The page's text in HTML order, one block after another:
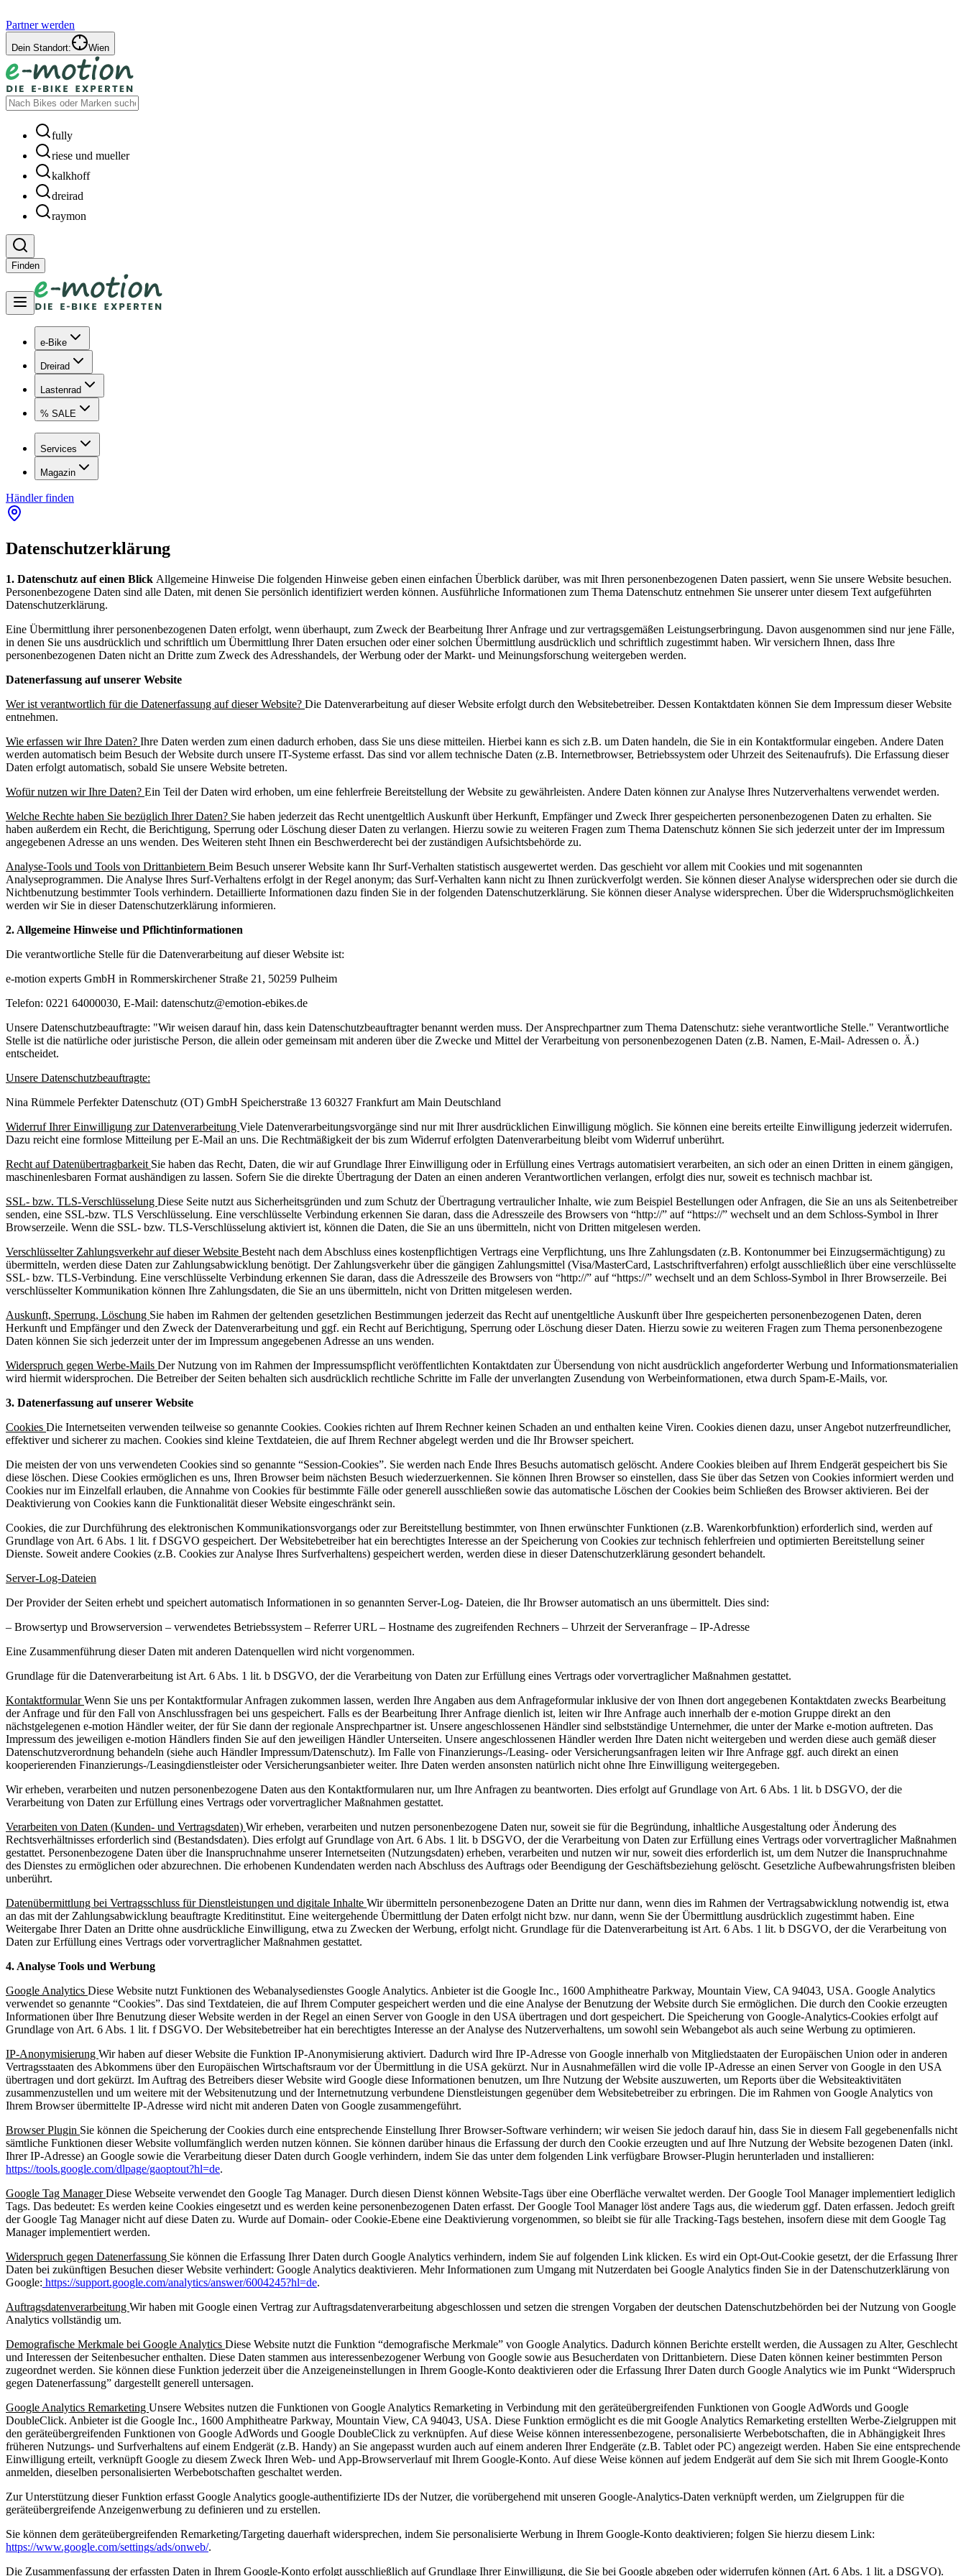
Partner werden
Dein Standort: Wien
fully
riese und mueller
kalkhoff
dreirad
raymon
Finden
e-Bike
Dreirad
Lastenrad
% SALE
Services
Magazin
Händler finden
Datenschutzerklärung
1. Datenschutz auf einen Blick Allgemeine Hinweise Die folgenden Hinweise geben einen einfachen Überblick darüber, was mit Ihren personenbezogenen Daten passiert, wenn Sie unsere Website besuchen.
Personenbezogene Daten sind alle Daten, mit denen Sie persönlich identifiziert werden können. Ausführliche Informationen zum Thema Datenschutz entnehmen Sie unserer unter diesem Text aufgeführten
Datenschutzerklärung.
Eine Übermittlung ihrer personenbezogenen Daten erfolgt, wenn überhaupt, zum Zweck der Bearbeitung Ihrer Anfrage und zur vertragsgemäßen Leistungserbringung. Davon ausgenommen sind nur jene Fälle,
in denen Sie uns ausdrücklich und schriftlich um Übermittlung Ihrer Daten ersuchen oder einer solchen Übermittlung ausdrücklich und schriftlich zugestimmt haben. Wir versichern Ihnen, dass Ihre
personenbezogenen Daten nicht an Dritte zum Zweck des Adresshandels, der Werbung oder der Markt- und Meinungsforschung weitergeben werden.
Datenerfassung auf unserer Website
Wer ist verantwortlich für die Datenerfassung auf dieser Website? Die Datenverarbeitung auf dieser Website erfolgt durch den Websitebetreiber. Dessen Kontaktdaten können Sie dem Impressum dieser Website
entnehmen.
Wie erfassen wir Ihre Daten? Ihre Daten werden zum einen dadurch erhoben, dass Sie uns diese mitteilen. Hierbei kann es sich z.B. um Daten handeln, die Sie in ein Kontaktformular eingeben. Andere Daten
werden automatisch beim Besuch der Website durch unsere IT-Systeme erfasst. Das sind vor allem technische Daten (z.B. Internetbrowser, Betriebssystem oder Uhrzeit des Seitenaufrufs). Die Erfassung dieser
Daten erfolgt automatisch, sobald Sie unsere Website betreten.
Wofür nutzen wir Ihre Daten? Ein Teil der Daten wird erhoben, um eine fehlerfreie Bereitstellung der Website zu gewährleisten. Andere Daten können zur Analyse Ihres Nutzerverhaltens verwendet werden.
Welche Rechte haben Sie bezüglich Ihrer Daten? Sie haben jederzeit das Recht unentgeltlich Auskunft über Herkunft, Empfänger und Zweck Ihrer gespeicherten personenbezogenen Daten zu erhalten. Sie
haben außerdem ein Recht, die Berichtigung, Sperrung oder Löschung dieser Daten zu verlangen. Hierzu sowie zu weiteren Fragen zum Thema Datenschutz können Sie sich jederzeit unter der im Impressum
angegebenen Adresse an uns wenden. Des Weiteren steht Ihnen ein Beschwerderecht bei der zuständigen Aufsichtsbehörde zu.
Analyse-Tools und Tools von Drittanbietern Beim Besuch unserer Website kann Ihr Surf-Verhalten statistisch ausgewertet werden. Das geschieht vor allem mit Cookies und mit sogenannten
Analyseprogrammen. Die Analyse Ihres Surf-Verhaltens erfolgt in der Regel anonym; das Surf-Verhalten kann nicht zu Ihnen zurückverfolgt werden. Sie können dieser Analyse widersprechen oder sie durch die
Nichtbenutzung bestimmter Tools verhindern. Detaillierte Informationen dazu finden Sie in der folgenden Datenschutzerklärung. Sie können dieser Analyse widersprechen. Über die Widerspruchsmöglichkeiten
werden wir Sie in dieser Datenschutzerklärung informieren.
2. Allgemeine Hinweise und Pflichtinformationen
Die verantwortliche Stelle für die Datenverarbeitung auf dieser Website ist:
e-motion experts GmbH in Rommerskirchener Straße 21 , 50259 Pulheim
Telefon: 0221 64000030, E-Mail: datenschutz@emotion-ebikes.de
Unsere Datenschutzbeauftragte: "Wir weisen darauf hin, dass kein Datenschutzbeauftragter benannt werden muss. Der Ansprechpartner zum Thema Datenschutz: siehe verantwortliche Stelle." Verantwortliche
Stelle ist die natürliche oder juristische Person, die allein oder gemeinsam mit anderen über die Zwecke und Mittel der Verarbeitung von personenbezogenen Daten (z.B. Namen, E-Mail- Adressen o. Ä.)
entscheidet.
Unsere Datenschutzbeauftragte:
Nina Rümmele Perfekter Datenschutz (OT) GmbH Speicherstraße 13 60327 Frankfurt am Main Deutschland
Widerruf Ihrer Einwilligung zur Datenverarbeitung Viele Datenverarbeitungsvorgänge sind nur mit Ihrer ausdrücklichen Einwilligung möglich. Sie können eine bereits erteilte Einwilligung jederzeit widerrufen.
Dazu reicht eine formlose Mitteilung per E-Mail an uns. Die Rechtmäßigkeit der bis zum Widerruf erfolgten Datenverarbeitung bleibt vom Widerruf unberührt.
Recht auf Datenübertragbarkeit Sie haben das Recht, Daten, die wir auf Grundlage Ihrer Einwilligung oder in Erfüllung eines Vertrags automatisiert verarbeiten, an sich oder an einen Dritten in einem gängigen,
maschinenlesbaren Format aushändigen zu lassen. Sofern Sie die direkte Übertragung der Daten an einen anderen Verantwortlichen verlangen, erfolgt dies nur, soweit es technisch machbar ist.
SSL- bzw. TLS-Verschlüsselung Diese Seite nutzt aus Sicherheitsgründen und zum Schutz der Übertragung vertraulicher Inhalte, wie zum Beispiel Bestellungen oder Anfragen, die Sie an uns als Seitenbetreiber
senden, eine SSL-bzw. TLS Verschlüsselung. Eine verschlüsselte Verbindung erkennen Sie daran, dass die Adresszeile des Browsers von “http://” auf “https://” wechselt und an dem Schloss-Symbol in Ihrer
Browserzeile. Wenn die SSL- bzw. TLS-Verschlüsselung aktiviert ist, können die Daten, die Sie an uns übermitteln, nicht von Dritten mitgelesen werden.
Verschlüsselter Zahlungsverkehr auf dieser Website Besteht nach dem Abschluss eines kostenpflichtigen Vertrags eine Verpflichtung, uns Ihre Zahlungsdaten (z.B. Kontonummer bei Einzugsermächtigung) zu
übermitteln, werden diese Daten zur Zahlungsabwicklung benötigt. Der Zahlungsverkehr über die gängigen Zahlungsmittel (Visa/MasterCard, Lastschriftverfahren) erfolgt ausschließlich über eine verschlüsselte
SSL- bzw. TLS-Verbindung. Eine verschlüsselte Verbindung erkennen Sie daran, dass die Adresszeile des Browsers von “http://” auf “https://” wechselt und an dem Schloss-Symbol in Ihrer Browserzeile. Bei
verschlüsselter Kommunikation können Ihre Zahlungsdaten, die Sie an uns übermitteln, nicht von Dritten mitgelesen werden.
Auskunft, Sperrung, Löschung Sie haben im Rahmen der geltenden gesetzlichen Bestimmungen jederzeit das Recht auf unentgeltliche Auskunft über Ihre gespeicherten personenbezogenen Daten, deren
Herkunft und Empfänger und den Zweck der Datenverarbeitung und ggf. ein Recht auf Berichtigung, Sperrung oder Löschung dieser Daten. Hierzu sowie zu weiteren Fragen zum Thema personenbezogene
Daten können Sie sich jederzeit unter der im Impressum angegebenen Adresse an uns wenden.
Widerspruch gegen Werbe-Mails Der Nutzung von im Rahmen der Impressumspflicht veröffentlichten Kontaktdaten zur Übersendung von nicht ausdrücklich angeforderter Werbung und Informationsmaterialien
wird hiermit widersprochen. Die Betreiber der Seiten behalten sich ausdrücklich rechtliche Schritte im Falle der unverlangten Zusendung von Werbeinformationen, etwa durch Spam-E-Mails, vor.
3. Datenerfassung auf unserer Website
Cookies Die Internetseiten verwenden teilweise so genannte Cookies. Cookies richten auf Ihrem Rechner keinen Schaden an und enthalten keine Viren. Cookies dienen dazu, unser Angebot nutzerfreundlicher,
effektiver und sicherer zu machen. Cookies sind kleine Textdateien, die auf Ihrem Rechner abgelegt werden und die Ihr Browser speichert.
Die meisten der von uns verwendeten Cookies sind so genannte “Session-Cookies”. Sie werden nach Ende Ihres Besuchs automatisch gelöscht. Andere Cookies bleiben auf Ihrem Endgerät gespeichert bis Sie
diese löschen. Diese Cookies ermöglichen es uns, Ihren Browser beim nächsten Besuch wiederzuerkennen. Sie können Ihren Browser so einstellen, dass Sie über das Setzen von Cookies informiert werden und
Cookies nur im Einzelfall erlauben, die Annahme von Cookies für bestimmte Fälle oder generell ausschließen sowie das automatische Löschen der Cookies beim Schließen des Browser aktivieren. Bei der
Deaktivierung von Cookies kann die Funktionalität dieser Website eingeschränkt sein.
Cookies, die zur Durchführung des elektronischen Kommunikationsvorgangs oder zur Bereitstellung bestimmter, von Ihnen erwünschter Funktionen (z.B. Warenkorbfunktion) erforderlich sind, werden auf
Grundlage von Art. 6 Abs. 1 lit. f DSGVO gespeichert. Der Websitebetreiber hat ein berechtigtes Interesse an der Speicherung von Cookies zur technisch fehlerfreien und optimierten Bereitstellung seiner
Dienste. Soweit andere Cookies (z.B. Cookies zur Analyse Ihres Surfverhaltens) gespeichert werden, werden diese in dieser Datenschutzerklärung gesondert behandelt.
Server-Log-Dateien
Der Provider der Seiten erhebt und speichert automatisch Informationen in so genannten Server-Log- Dateien, die Ihr Browser automatisch an uns übermittelt. Dies sind:
– Browsertyp und Browserversion – verwendetes Betriebssystem – Referrer URL – Hostname des zugreifenden Rechners – Uhrzeit der Serveranfrage – IP-Adresse
Eine Zusammenführung dieser Daten mit anderen Datenquellen wird nicht vorgenommen.
Grundlage für die Datenverarbeitung ist Art. 6 Abs. 1 lit. b DSGVO, der die Verarbeitung von Daten zur Erfüllung eines Vertrags oder vorvertraglicher Maßnahmen gestattet.
KontaktformularWenn Sie uns per Kontaktformular Anfragen zukommen lassen, werden Ihre Angaben aus dem Anfrageformular inklusive der von Ihnen dort angegebenen Kontaktdaten zwecks Bearbeitung
der Anfrage und für den Fall von Anschlussfragen bei uns gespeichert. Falls es der Bearbeitung Ihrer Anfrage dienlich ist, leiten wir Ihre Anfrage auch innerhalb der e-motion Gruppe direkt an den
nächstgelegenen e-motion Händler weiter, der für Sie dann der regionale Ansprechpartner ist. Unsere angeschlossenen Händler sind selbstständige Unternehmer, die unter der Marke e-motion auftreten. Das
Impressum des jeweiligen e-motion Händlers finden Sie auf den jeweiligen Händler Unterseiten. Unsere angeschlossenen Händler werden Ihre Daten nicht weitergeben und werden diese auch gemäß dieser
Datenschutzverordnung behandeln (siehe auch Händler Impressum/Datenschutz). Im Falle von Finanzierungs-/Leasing- oder Versicherungsanfragen leiten wir Ihre Anfrage ggf. auch direkt an einen
kooperierenden Finanzierungs-/Leasingdienstleister oder Versicherungsanbieter weiter. Ihre Daten werden ansonsten natürlich nicht ohne Ihre Einwilligung weitergegeben.
Wir erheben, verarbeiten und nutzen personenbezogene Daten aus den Kontaktformularen nur, um Ihre Anfragen zu beantworten. Dies erfolgt auf Grundlage von Art. 6 Abs. 1 lit. b DSGVO, der die
Verarbeitung von Daten zur Erfüllung eines Vertrags oder vorvertraglicher Maßnahmen gestattet.
Verarbeiten von Daten (Kunden- und Vertragsdaten) Wir erheben, verarbeiten und nutzen personenbezogene Daten nur, soweit sie für die Begründung, inhaltliche Ausgestaltung oder Änderung des
Rechtsverhältnisses erforderlich sind (Bestandsdaten). Dies erfolgt auf Grundlage von Art. 6 Abs. 1 lit. b DSGVO, der die Verarbeitung von Daten zur Erfüllung eines Vertrags oder vorvertraglicher Maßnahmen
gestattet. Personenbezogene Daten über die Inanspruchnahme unserer Internetseiten (Nutzungsdaten) erheben, verarbeiten und nutzen wir nur, soweit dies erforderlich ist, um dem Nutzer die Inanspruchnahme
des Dienstes zu ermöglichen oder abzurechnen. Die erhobenen Kundendaten werden nach Abschluss des Auftrags oder Beendigung der Geschäftsbeziehung gelöscht. Gesetzliche Aufbewahrungsfristen bleiben
unberührt.
Datenübermittlung bei Vertragsschluss für Dienstleistungen und digitale Inhalte Wir übermitteln personenbezogene Daten an Dritte nur dann, wenn dies im Rahmen der Vertragsabwicklung notwendig ist, etwa
an das mit der Zahlungsabwicklung beauftragte Kreditinstitut. Eine weitergehende Übermittlung der Daten erfolgt nicht bzw. nur dann, wenn Sie der Übermittlung ausdrücklich zugestimmt haben. Eine
Weitergabe Ihrer Daten an Dritte ohne ausdrückliche Einwilligung, etwa zu Zwecken der Werbung, erfolgt nicht. Grundlage für die Datenverarbeitung ist Art. 6 Abs. 1 lit. b DSGVO, der die Verarbeitung von
Daten zur Erfüllung eines Vertrags oder vorvertraglicher Maßnahmen gestattet.
4. Analyse Tools und Werbung
Google Analytics Diese Website nutzt Funktionen des Webanalysedienstes Google Analytics. Anbieter ist die Google Inc., 1600 Amphitheatre Parkway, Mountain View, CA 94043, USA. Google Analytics
verwendet so genannte “Cookies”. Das sind Textdateien, die auf Ihrem Computer gespeichert werden und die eine Analyse der Benutzung der Website durch Sie ermöglichen. Die durch den Cookie erzeugten
Informationen über Ihre Benutzung dieser Website werden in der Regel an einen Server von Google in den USA übertragen und dort gespeichert. Die Speicherung von Google-Analytics-Cookies erfolgt auf
Grundlage von Art. 6 Abs. 1 lit. f DSGVO. Der Websitebetreiber hat ein berechtigtes Interesse an der Analyse des Nutzerverhaltens, um sowohl sein Webangebot als auch seine Werbung zu optimieren.
IP-Anonymisierung Wir haben auf dieser Website die Funktion IP-Anonymisierung aktiviert. Dadurch wird Ihre IP-Adresse von Google innerhalb von Mitgliedstaaten der Europäischen Union oder in anderen
Vertragsstaaten des Abkommens über den Europäischen Wirtschaftsraum vor der Übermittlung in die USA gekürzt. Nur in Ausnahmefällen wird die volle IP-Adresse an einen Server von Google in den USA
übertragen und dort gekürzt. Im Auftrag des Betreibers dieser Website wird Google diese Informationen benutzen, um Ihre Nutzung der Website auszuwerten, um Reports über die Websiteaktivitäten
zusammenzustellen und um weitere mit der Websitenutzung und der Internetnutzung verbundene Dienstleistungen gegenüber dem Websitebetreiber zu erbringen. Die im Rahmen von Google Analytics von
Ihrem Browser übermittelte IP-Adresse wird nicht mit anderen Daten von Google zusammengeführt.
Browser Plugin Sie können die Speicherung der Cookies durch eine entsprechende Einstellung Ihrer Browser-Software verhindern; wir weisen Sie jedoch darauf hin, dass Sie in diesem Fall gegebenenfalls nicht
sämtliche Funktionen dieser Website vollumfänglich werden nutzen können. Sie können darüber hinaus die Erfassung der durch den Cookie erzeugten und auf Ihre Nutzung der Website bezogenen Daten (inkl.
Ihrer IP-Adresse) an Google sowie die Verarbeitung dieser Daten durch Google verhindern, indem Sie das unter dem folgenden Link verfügbare Browser-Plugin herunterladen und installieren:
https://tools.google.com/dlpage/gaoptout?hl=de.
Google Tag ManagerDiese Webseite verwendet den Google Tag Manager. Durch diesen Dienst können Website-Tags über eine Oberfläche verwaltet werden. Der Google Tool Manager implementiert lediglich
Tags. Das bedeutet: Es werden keine Cookies eingesetzt und es werden keine personenbezogenen Daten erfasst. Der Google Tool Manager löst andere Tags aus, die wiederum ggf. Daten erfassen. Jedoch greift
der Google Tag Manager nicht auf diese Daten zu. Wurde auf Domain- oder Cookie-Ebene eine Deaktivierung vorgenommen, so bleibt sie für alle Tracking-Tags bestehen, insofern diese mit dem Google Tag
Manager implementiert werden.
Widerspruch gegen Datenerfassung Sie können die Erfassung Ihrer Daten durch Google Analytics verhindern, indem Sie auf folgenden Link klicken. Es wird ein Opt-Out-Cookie gesetzt, der die Erfassung Ihrer
Daten bei zukünftigen Besuchen dieser Website verhindert: Google Analytics deaktivieren. Mehr Informationen zum Umgang mit Nutzerdaten bei Google Analytics finden Sie in der Datenschutzerklärung von
Google: https://support.google.com/analytics/answer/6004245?hl=de.
Auftragsdatenverarbeitung Wir haben mit Google einen Vertrag zur Auftragsdatenverarbeitung abgeschlossen und setzen die strengen Vorgaben der deutschen Datenschutzbehörden bei der Nutzung von Google
Analytics vollständig um.
Demografische Merkmale bei Google Analytics Diese Website nutzt die Funktion “demografische Merkmale” von Google Analytics. Dadurch können Berichte erstellt werden, die Aussagen zu Alter, Geschlecht
und Interessen der Seitenbesucher enthalten. Diese Daten stammen aus interessenbezogener Werbung von Google sowie aus Besucherdaten von Drittanbietern. Diese Daten können keiner bestimmten Person
zugeordnet werden. Sie können diese Funktion jederzeit über die Anzeigeneinstellungen in Ihrem Google-Konto deaktivieren oder die Erfassung Ihrer Daten durch Google Analytics wie im Punkt “Widerspruch
gegen Datenerfassung” dargestellt generell untersagen.
Google Analytics Remarketing Unsere Websites nutzen die Funktionen von Google Analytics Remarketing in Verbindung mit den geräteübergreifenden Funktionen von Google AdWords und Google
DoubleClick. Anbieter ist die Google Inc., 1600 Amphitheatre Parkway, Mountain View, CA 94043, USA. Diese Funktion ermöglicht es die mit Google Analytics Remarketing erstellten Werbe-Zielgruppen mit
den geräteübergreifenden Funktionen von Google AdWords und Google DoubleClick zu verknüpfen. Auf diese Weise können interessenbezogene, personalisierte Werbebotschaften, die in Abhängigkeit Ihres
früheren Nutzungs- und Surfverhaltens auf einem Endgerät (z.B. Handy) an Sie angepasst wurden auch auf einem anderen Ihrer Endgeräte (z.B. Tablet oder PC) angezeigt werden. Haben Sie eine entsprechende
Einwilligung erteilt, verknüpft Google zu diesem Zweck Ihren Web- und App-Browserverlauf mit Ihrem Google-Konto. Auf diese Weise können auf jedem Endgerät auf dem Sie sich mit Ihrem Google-Konto
anmelden, dieselben personalisierten Werbebotschaften geschaltet werden.
Zur Unterstützung dieser Funktion erfasst Google Analytics google-authentifizierte IDs der Nutzer, die vorübergehend mit unseren Google-Analytics-Daten verknüpft werden, um Zielgruppen für die
geräteübergreifende Anzeigenwerbung zu definieren und zu erstellen.
Sie können dem geräteübergreifenden Remarketing/Targeting dauerhaft widersprechen, indem Sie personalisierte Werbung in Ihrem Google-Konto deaktivieren; folgen Sie hierzu diesem Link:
https://www.google.com/settings/ads/onweb/.
Die Zusammenfassung der erfassten Daten in Ihrem Google-Konto erfolgt ausschließlich auf Grundlage Ihrer Einwilligung, die Sie bei Google abgeben oder widerrufen können (Art. 6 Abs. 1 lit. a DSGVO).